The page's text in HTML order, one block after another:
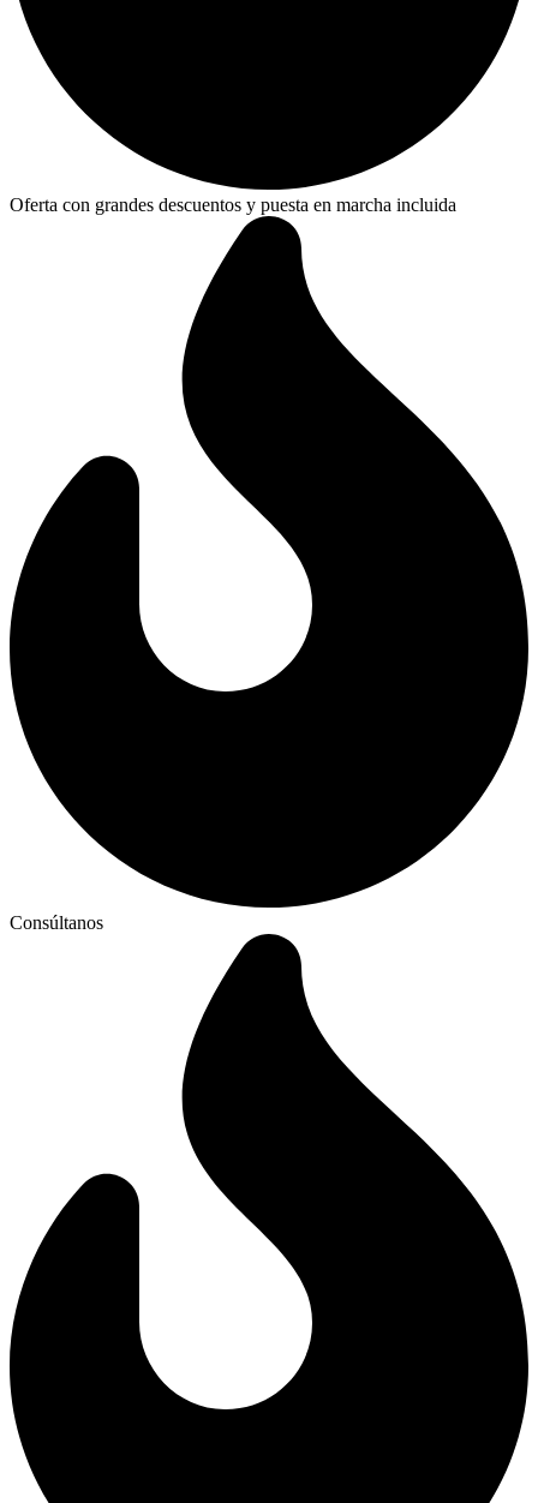
Oferta con grandes descuentos y puesta en marcha incluida
Consúltanos